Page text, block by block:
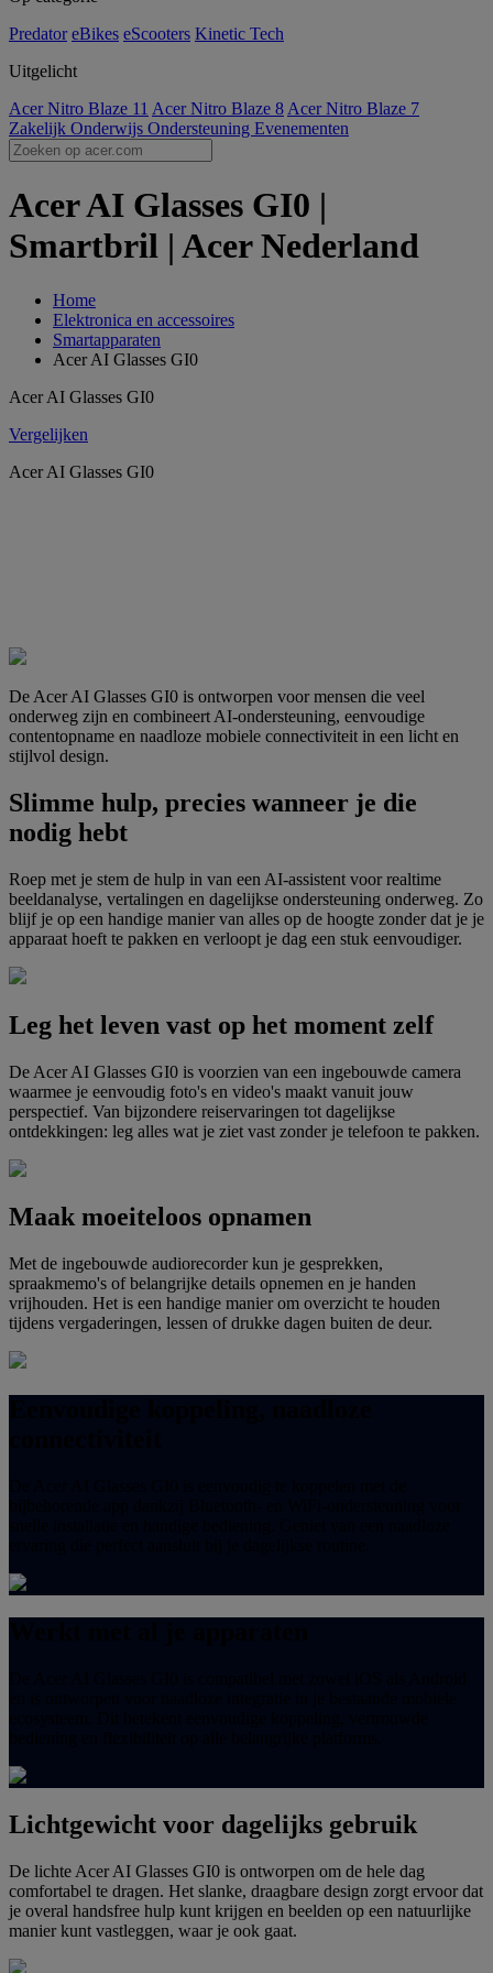
Predator eBikes eScooters Kinetic Tech
Uitgelicht
Acer Nitro Blaze 11 Acer Nitro Blaze 8 Acer Nitro Blaze 7
Zakelijk Onderwijs Ondersteuning Evenementen
Acer AI Glasses GI0 |
Smartbril | Acer Nederland
Home
Elektronica en accessoires
Smartapparaten
Acer AI Glasses GI0
Acer AI Glasses GI0
Vergelijken
Acer AI Glasses GI0
De Acer AI Glasses GI0 is ontworpen voor mensen die veel
onderweg zijn en combineert AI-ondersteuning, eenvoudige
contentopname en naadloze mobiele connectiviteit in een licht en
stijlvol design.
Slimme hulp, precies wanneer je die
nodig hebt
Roep met je stem de hulp in van een AI-assistent voor realtime
beeldanalyse, vertalingen en dagelijkse ondersteuning onderweg. Zo
blijf je op een handige manier van alles op de hoogte zonder dat je je
apparaat hoeft te pakken en verloopt je dag een stuk eenvoudiger.
Leg het leven vast op het moment zelf
De Acer AI Glasses GI0 is voorzien van een ingebouwde camera
waarmee je eenvoudig foto's en video's maakt vanuit jouw
perspectief. Van bijzondere reiservaringen tot dagelijkse
ontdekkingen: leg alles wat je ziet vast zonder je telefoon te pakken.
Maak moeiteloos opnamen
Met de ingebouwde audiorecorder kun je gesprekken,
spraakmemo's of belangrijke details opnemen en je handen
vrijhouden. Het is een handige manier om overzicht te houden
tijdens vergaderingen, lessen of drukke dagen buiten de deur.
Lichtgewicht voor dagelijks gebruik
De lichte Acer AI Glasses GI0 is ontworpen om de hele dag
comfortabel te dragen. Het slanke, draagbare design zorgt ervoor dat
je overal handsfree hulp kunt krijgen en beelden op een natuurlijke
manier kunt vastleggen, waar je ook gaat.